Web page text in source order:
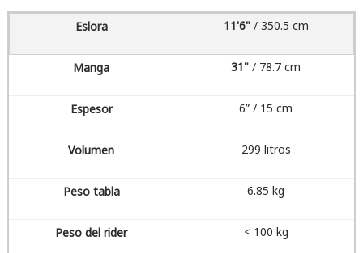
11'6"/ 350.5 cm
31" / 78.7 cm
6” / 15 cm
299 litros
6.85 kg
< 100 kg